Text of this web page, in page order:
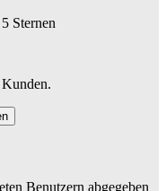
Sternen
Benutzern abgegeben